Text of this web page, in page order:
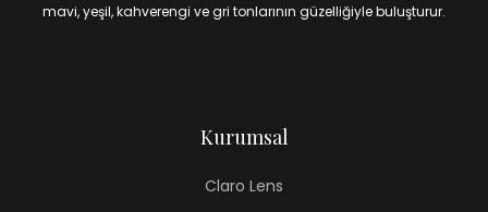
mavi, yeşil, kahverengi ve gri tonlarının güzelliğiyle buluşturur.
Kurumsal
Claro Lens